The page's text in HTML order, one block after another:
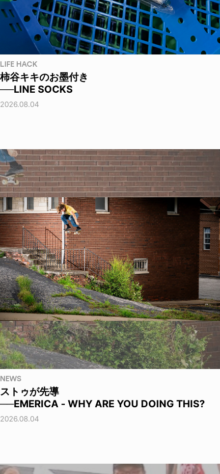
LIFE HACK
柿谷キキのお墨付き
──LINE SOCKS
2026.08.04
NEWS
ストゥが先導
──EMERICA - WHY ARE YOU DOING THIS?
2026.08.04